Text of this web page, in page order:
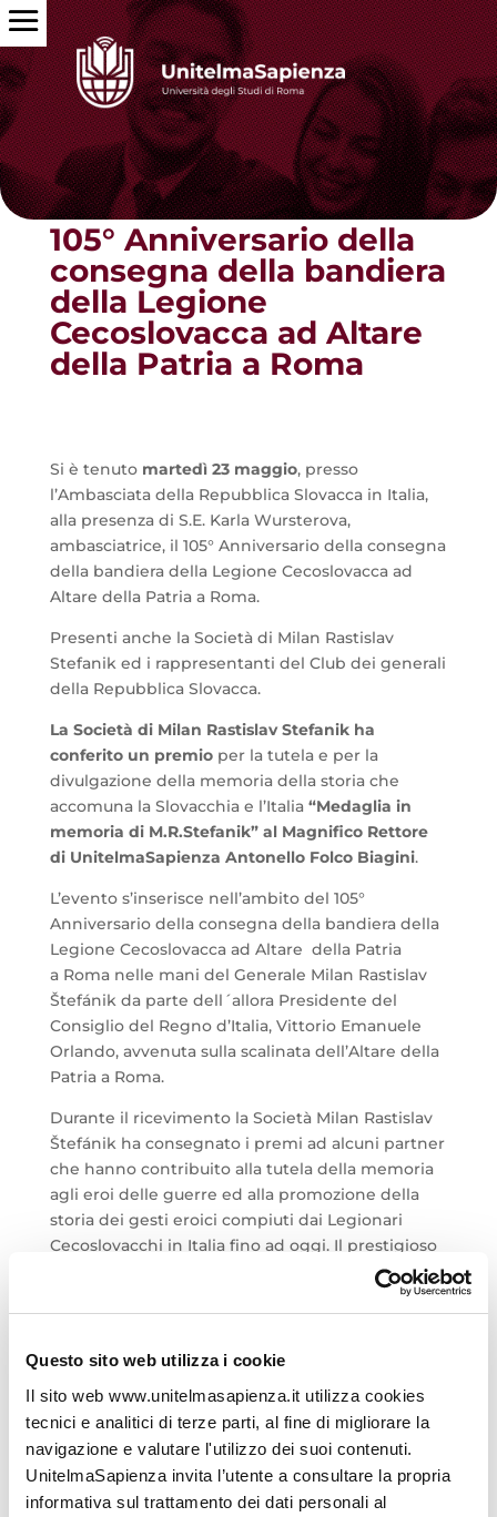
Questo sito web utilizza i cookie
Il sito web www.unitelmasapienza.it utilizza cookies
tecnici e analitici di terze parti, al fine di migliorare la
navigazione e valutare l'utilizzo dei suoi contenuti.
UnitelmaSapienza invita l’utente a consultare la propria
informativa sul trattamento dei dati personali al
Torna alle news
105° Anniversario della
consegna della bandiera
della Legione
Cecoslovacca ad Altare
della Patria a Roma
Si è tenuto martedì 23 maggio, presso
l’Ambasciata della Repubblica Slovacca in Italia,
alla presenza di S.E. Karla Wursterova,
ambasciatrice, il 105° Anniversario della consegna
della bandiera della Legione Cecoslovacca ad
Altare della Patria a Roma.
Presenti anche la Società di Milan Rastislav
Stefanik ed i rappresentanti del Club dei generali
della Repubblica Slovacca.
La Società di Milan Rastislav Stefanik ha
conferito un premio per la tutela e per la
divulgazione della memoria della storia che
accomuna la Slovacchia e l’Italia “Medaglia in
memoria di M.R.Stefanik” al Magnifico Rettore
di UnitelmaSapienza Antonello Folco Biagini.
L’evento s’inserisce nell’ambito del 105°
Anniversario della consegna della bandiera della
Legione Cecoslovacca ad Altare della Patria
a Roma nelle mani del Generale Milan Rastislav
Štefánik da parte dell´allora Presidente del
Consiglio del Regno d’Italia, Vittorio Emanuele
Orlando, avvenuta sulla scalinata dell’Altare della
Patria a Roma.
Durante il ricevimento la Società Milan Rastislav
Štefánik ha consegnato i premi ad alcuni partner
che hanno contribuito alla tutela della memoria
agli eroi delle guerre ed alla promozione della
storia dei gesti eroici compiuti dai Legionari
Cecoslovacchi in Italia fino ad oggi. Il prestigioso
premio è stato conferito anche ad Andrea